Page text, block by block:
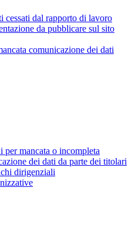
cessati dal rapporto di lavoro
da pubblicare sul sito
comunicazione dei dati
per mancata o incompleta
dei dati da parte dei titolari
dirigenziali